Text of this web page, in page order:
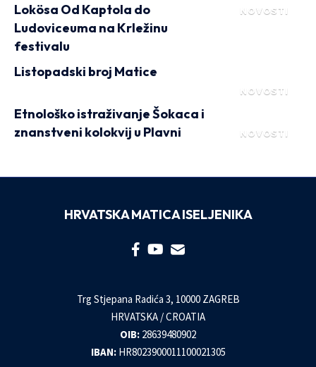
NOVOSTI
Lokösa Od Kaptola do
Ludoviceuma na Krležinu
festivalu
NOVOSTI
Listopadski broj Matice
NOVOSTI
Etnološko istraživanje Šokaca i
znanstveni kolokvij u Plavni
HRVATSKA MATICA ISELJENIKA
Trg Stjepana Radića 3, 10000 ZAGREB
HRVATSKA / CROATIA
OIB: 28639480902
IBAN: HR8023900011100021305